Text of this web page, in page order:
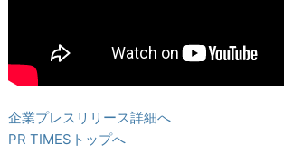
企業プレスリリース詳細へ
PR TIMESトップへ